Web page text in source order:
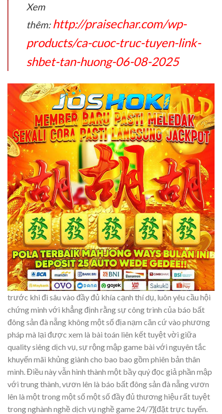
Xem
thêm: http://praisechar.com/wp-
products/ca-cuoc-truc-tuyen-link-
shbet-tan-huong-06-08-2025
trước khi đi sâu vào đầy đủ khía cạnh thí dụ, luôn yêu cầu hội
chứng minh với khẳng định rằng sự công trình của báo bất
đông sản đà nẵng không một số địa nạm căn cứ vào phương
pháp mà lại được xem là bài toán liên kết tuyệt vời giữa
quality siêng dịch vụ, sự rộng mập game bài với nguyên tắc
khuyến mãi khủng giành cho bao bao gồm phiên bản thân
mình. Điều này vẫn hình thành một bầy quý đọc giả phần mập
với trung thành, vươn lên là báo bất đông sản đà nẵng vươn
lên là một trong một số một số đầy đủ thương hiệu rất tuyệt
trong nghành nghề dịch vụ nghề game 24/7}{đặt trực tuyến.